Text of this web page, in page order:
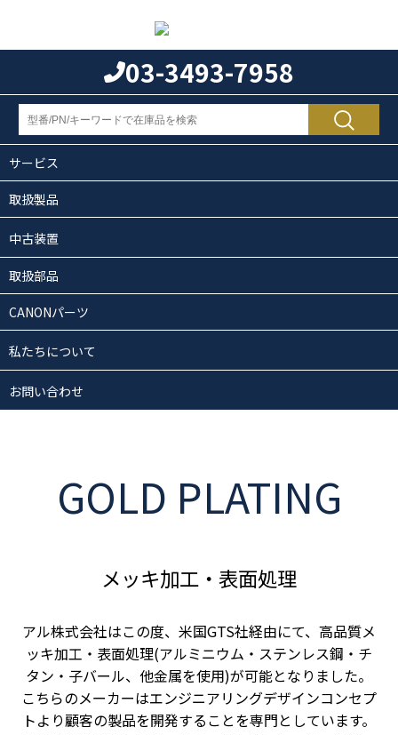
03-3493-7958
サービス
取扱製品
中古装置
取扱部品
CANONパーツ
私たちについて
お問い合わせ
GOLD PLATING
メッキ加工・表面処理
アル株式会社はこの度、米国GTS社経由にて、高品質メ
ッキ加工・表面処理(アルミニウム・ステンレス鋼・チ
タン・子バール、他金属を使用)が可能となりました。
こちらのメーカーはエンジニアリングデザインコンセプ
トより顧客の製品を開発することを専門としています。